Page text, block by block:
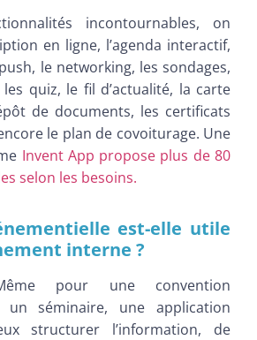
incontournables, on
en ligne, l’agenda interactif,
le networking, les sondages,
quiz, le fil d’actualité, la carte
de documents, les certificats
le plan de covoiturage. Une
Invent App propose plus de 80
selon les besoins.
est-elle utile
interne ?
pour une convention
un séminaire, une application
structurer l’information, de